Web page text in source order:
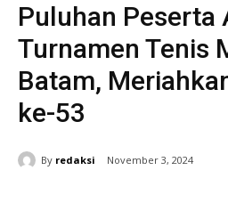
Puluhan Peserta
Turnamen Tenis
Batam,
ke-53
By redaksi November 3, 2024